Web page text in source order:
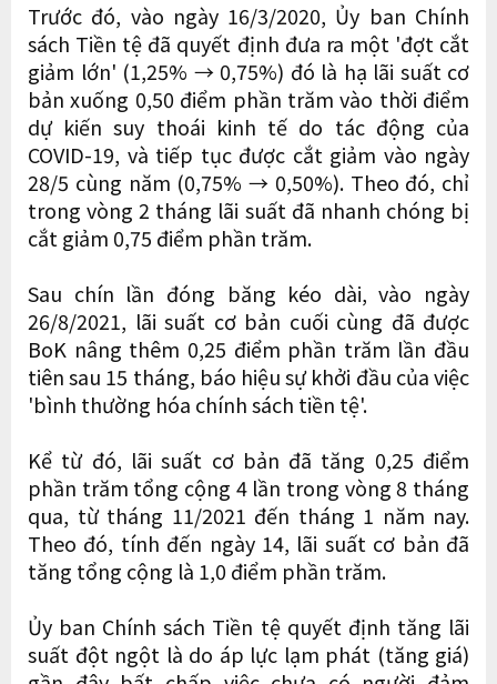
Trước đó, vào ngày 16/3/2020, Ủy ban Chính
sách Tiền tệ đã quyết định đưa ra một 'đợt cắt
giảm lớn' (1,25% → 0,75%) đó là hạ lãi suất cơ
bản xuống 0,50 điểm phần trăm vào thời điểm
dự kiến ​​suy thoái kinh tế do tác động của
COVID-19, và tiếp tục được cắt giảm vào ngày
28/5 cùng năm (0,75% → 0,50%). Theo đó, chỉ
trong vòng 2 tháng lãi suất đã nhanh chóng bị
cắt giảm 0,75 điểm phần trăm.
Sau chín lần đóng băng kéo dài, vào ngày
26/8/2021, lãi suất cơ bản cuối cùng đã được
BoK nâng thêm 0,25 điểm phần trăm lần đầu
tiên sau 15 tháng, báo hiệu sự khởi đầu của việc
'bình thường hóa chính sách tiền tệ'.
Kể từ đó, lãi suất cơ bản đã tăng 0,25 điểm
phần trăm tổng cộng 4 lần trong vòng 8 tháng
qua, từ tháng 11/2021 đến tháng 1 năm nay.
Theo đó, tính đến ngày 14, lãi suất cơ bản đã
tăng tổng cộng là 1,0 điểm phần trăm.
Ủy ban Chính sách Tiền tệ quyết định tăng lãi
suất đột ngột là do áp lực lạm phát (tăng giá)